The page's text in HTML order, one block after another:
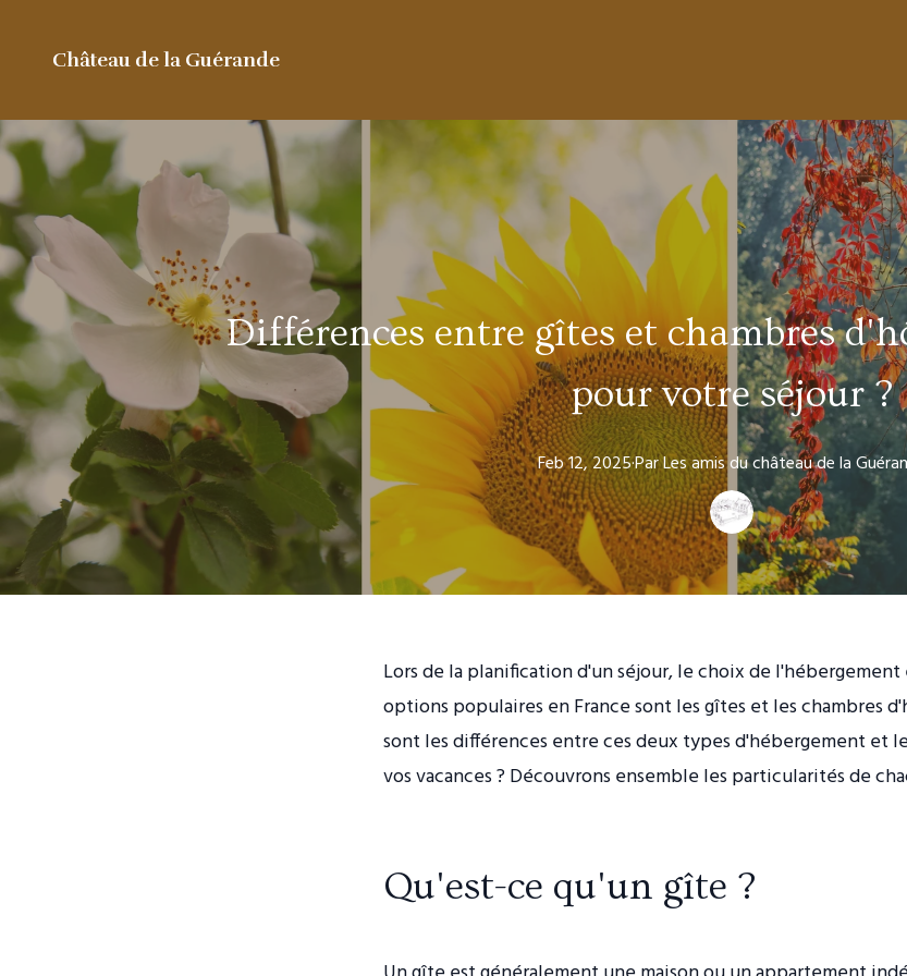
Château de la Guérande
Différences entre gîtes et chambres
pour votre séjour ?
Feb 12, 2025·ParLes amis du château de la
Lors de la planification d'un séjour, le choix de
options populaires en France sont les gîtes et les chambres
sont les différences entre ces deux types d'hébergement et
vos vacances ? Découvrons ensemble les particularités de
Qu'est-ce qu'un gîte ?